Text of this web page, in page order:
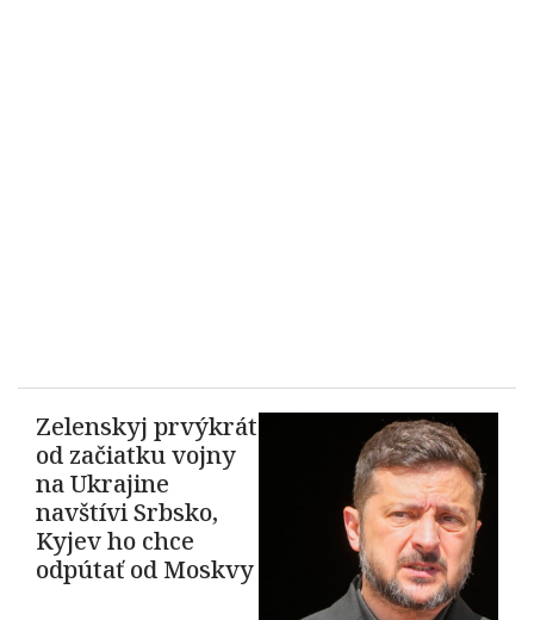
Zelenskyj prvýkrát
od začiatku vojny
na Ukrajine
navštívi Srbsko,
Kyjev ho chce
odpútať od Moskvy